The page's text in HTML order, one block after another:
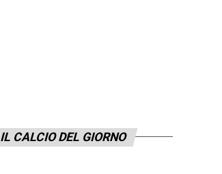
IL CALCIO DEL GIORNO